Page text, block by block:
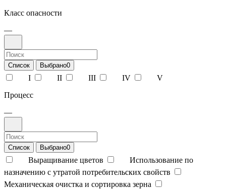
Класс опасности
—
Список Выбрано0
I II III IV
V
Процесс
—
Список Выбрано0
Выращивание цветов
Использование по
назначению с утратой потребительских свойств
Механическая очистка и сортировка зерна